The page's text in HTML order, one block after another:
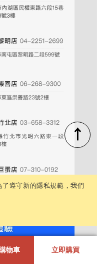
了遵守新的隱私規範，我們
－20:00
致電/私訊詢問
↑
物車 立即購買
+